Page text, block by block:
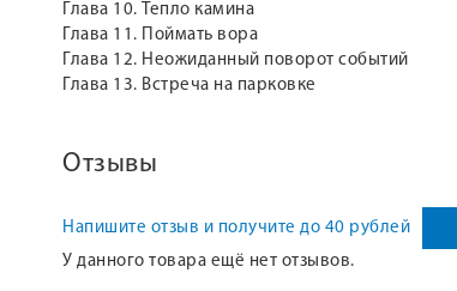
Глава 10. Тепло камина
Глава 11. Поймать вора
Глава 12. Неожиданный поворот событий
Глава 13. Встреча на парковке
Отзывы
Напишите отзыв и получите до 40 рублей
У данного товара ещё нет отзывов.